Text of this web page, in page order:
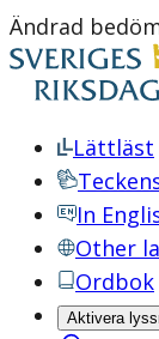
Ändrad
Lättläst
In
Other
Ordbok
Aktivera